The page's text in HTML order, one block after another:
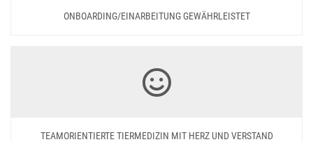
ONBOARDING/EINARBEITUNG GEWÄHRLEISTET
TEAMORIENTIERTE TIERMEDIZIN MIT HERZ UND VERSTAND